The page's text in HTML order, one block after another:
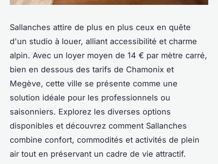
Sallanches attire de plus en plus ceux en quête
d'un studio à louer, alliant accessibilité et charme
alpin. Avec un loyer moyen de 14 € par mètre carré,
bien en dessous des tarifs de Chamonix et
Megève, cette ville se présente comme une
solution idéale pour les professionnels ou
saisonniers. Explorez les diverses options
disponibles et découvrez comment Sallanches
combine confort, commodités et activités de plein
air tout en préservant un cadre de vie attractif.